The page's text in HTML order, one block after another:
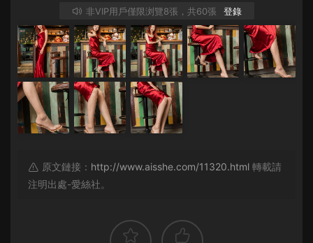
非VIP用戶僅限浏覽8張，共60張 登錄
原文鏈接： http://www.aisshe.com/11320.html 轉載請
注明出處-愛絲社。